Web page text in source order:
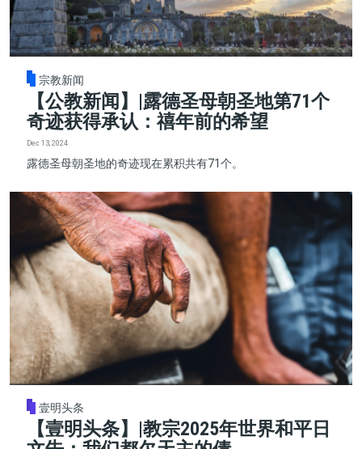
宗教新闻
【公教新闻】|露德圣母朝圣地第71个
奇迹获得承认：禧年前的希望
Dec 13, 2024
露德圣母朝圣地的奇迹现在累积共有71个。
壹明头条
【壹明头条】|教宗2025年世界和平日